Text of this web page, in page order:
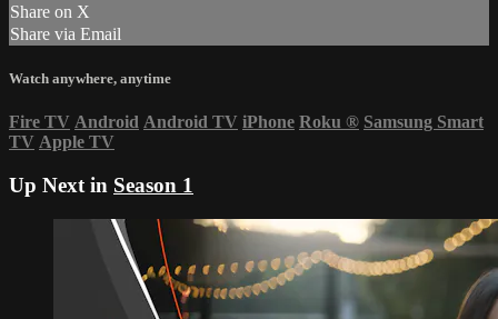
Share on X
Share via Email
Watch anywhere, anytime
Fire TV Android Android TV iPhone Roku ® Samsung Smart
TV Apple TV
Up Next in Season 1